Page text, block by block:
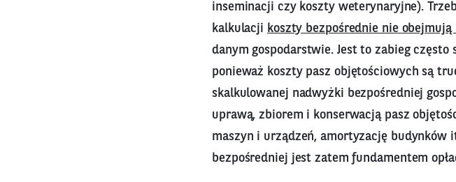
inseminacji czy koszty weterynaryjne).
kalkulacji koszty bezpośrednie nie
danym gospodarstwie. Jest to zabieg
ponieważ koszty pasz objętościowych są
skalkulowanej nadwyżki bezpośredniej
uprawą, zbiorem i konserwacją pasz
maszyn i urządzeń, amortyzację
bezpośredniej jest zatem fundamentem